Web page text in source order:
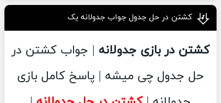
کشتن در حل جدول جواب جدولانه یک
کشتن در بازی جدولانه | جواب کشتن در
حل جدول چی میشه | پاسخ کامل بازی